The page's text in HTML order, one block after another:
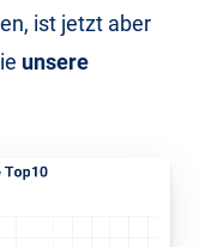
ist jetzt aber
unsere